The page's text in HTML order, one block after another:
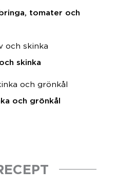
tomater och
skinka
och grönkål